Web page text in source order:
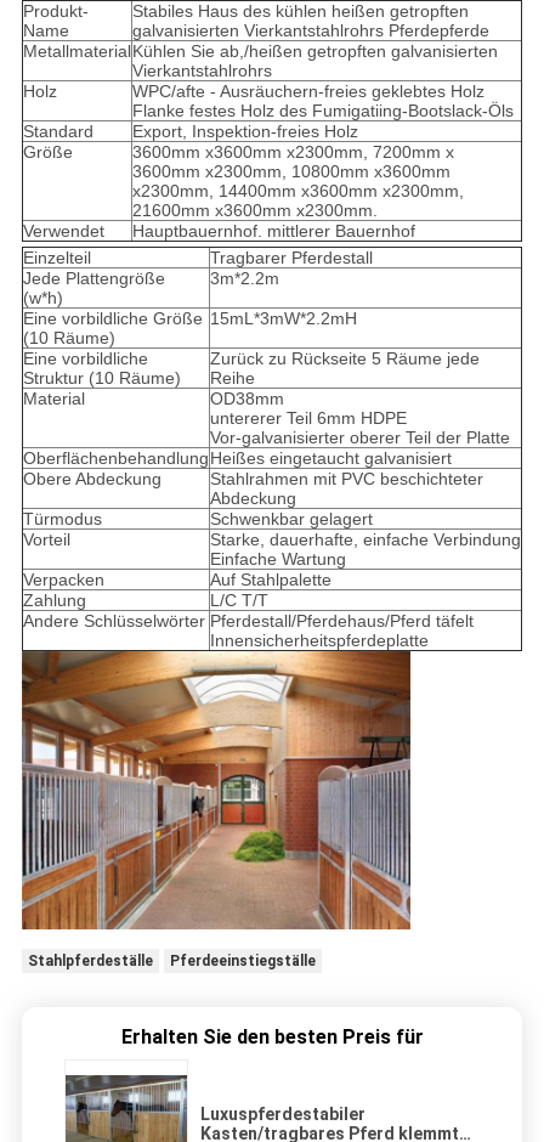
Produkt-
Name
Stabiles Haus des kühlen heißen getropften
galvanisierten Vierkantstahlrohrs Pferdepferde
MetallmaterialKühlen Sie ab,/heißen getropften galvanisierten
Vierkantstahlrohrs
Holz
WPC/afte - Ausräuchern-freies geklebtes Holz
Flanke festes Holz des Fumigatiing-Bootslack-Öls
Standard
Export, Inspektion-freies Holz
Größe
3600mm x3600mm x2300mm, 7200mm x
3600mm x2300mm, 10800mm x3600mm
x2300mm, 14400mm x3600mm x2300mm,
21600mm x3600mm x2300mm.
Verwendet
Hauptbauernhof. mittlerer Bauernhof
Einzelteil
Tragbarer Pferdestall
Jede Plattengröße
(w*h)
3m*2.2m
Eine vorbildliche Größe
(10 Räume)
15mL*3mW*2.2mH
Eine vorbildliche
Struktur (10 Räume)
Zurück zu Rückseite 5 Räume jede
Reihe
Material
OD38mm
untererer Teil 6mm HDPE
Vor-galvanisierter oberer Teil der Platte
OberflächenbehandlungHeißes eingetaucht galvanisiert
Obere Abdeckung
Stahlrahmen mit PVC beschichteter
Abdeckung
Türmodus
Schwenkbar gelagert
Vorteil
Starke, dauerhafte, einfache Verbindung
Einfache Wartung
Verpacken
Auf Stahlpalette
Zahlung
L/C T/T
Andere Schlüsselwörter Pferdestall/Pferdehaus/Pferd täfelt
Innensicherheitspferdeplatte
Stahlpferdeställe Pferdeeinstiegställe
Erhalten Sie den besten Preis für
Luxuspferdestabiler
Kasten/tragbares Pferd klemmt